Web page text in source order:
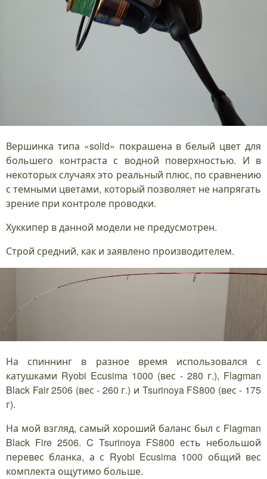
Вершинка типа «solid» покрашена в белый цвет для
большего контраста с водной поверхностью. И в
некоторых случаях это реальный плюс, по сравнению
с темными цветами, который позволяет не напрягать
зрение при контроле проводки.
Хуккипер в данной модели не предусмотрен.
Строй средний, как и заявлено производителем.
На спиннинг в разное время использовался с
катушками Ryobi Ecusima 1000 (вес - 280 г.), Flagman
Black Fair 2506 (вес - 260 г.) и Tsurinoya FS800 (вес - 175
г).
На мой взгляд, самый хороший баланс был с Flagman
Black Fire 2506. C Tsurinoya FS800 есть небольшой
перевес бланка, а с Ryobi Ecusima 1000 общий вес
комплекта ощутимо больше.